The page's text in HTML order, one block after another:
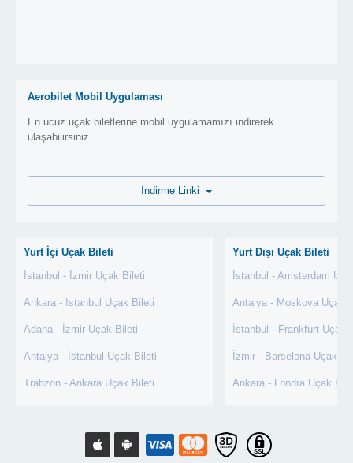
Aerobilet Mobil Uygulaması
En ucuz uçak biletlerine mobil uygulamamızı indirerek
ulaşabilirsiniz.
Yurt İçi Uçak Bileti
İstanbul - İzmir Uçak Bileti
Ankara - İstanbul Uçak Bileti
Adana - İzmir Uçak Bileti
Antalya - İstanbul Uçak Bileti
Trabzon - Ankara Uçak Bileti
Yurt Dışı Uçak Bileti
İstanbul - Amsterdam
Antalya - Moskova Uçak
İstanbul - Frankfurt Uçak
İzmir - Barselona Uçak
Ankara - Londra Uçak